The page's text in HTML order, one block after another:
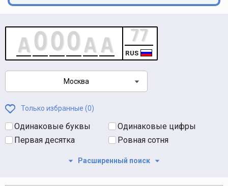
RUS
Москва
Только избранные (0)
Одинаковые буквы
Одинаковые цифры
Первая десятка
Ровная сотня
Расширенный поиск